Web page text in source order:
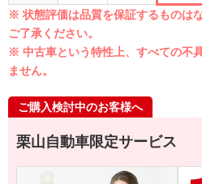
※ 状態評価は品質を保証するものは
ご了承ください。
※ 中古車という特性上、すべての不
ません。
ご購入検討中のお客様へ
栗山自動車限定サービス